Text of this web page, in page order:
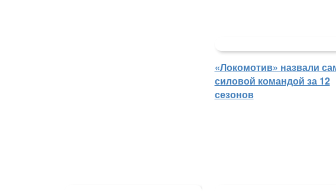
«Локомотив» назвали
силовой командой за 12
сезонов